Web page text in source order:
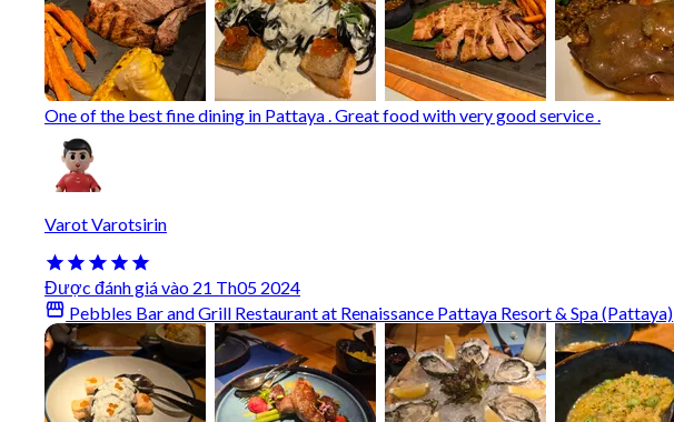
One of the best fine dining in Pattaya . Great food with very good service .
Varot Varotsirin
Được đánh giá vào 21 Th05 2024
Pebbles Bar and Grill Restaurant at Renaissance Pattaya Resort & Spa (Pattaya)